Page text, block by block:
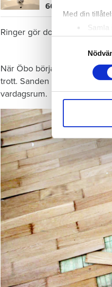
Med din
Samla
Ta reda på
eller dra
sociala
till de
600 kronor dyrare
Ringer gör dock grannen
När Öbo börjar undersöka
trott. Sanden under golvet
vardagsrum.